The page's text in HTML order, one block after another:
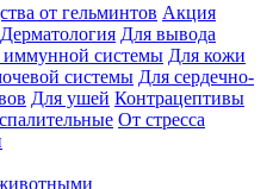
от гельминтов Акция
Дерматология Для вывода
иммунной системы Для кожи
системы Для сердечно-
Для ушей Контрацептивы
От стресса